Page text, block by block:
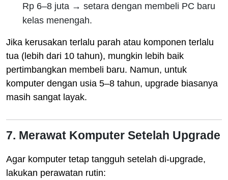
Rp 6–8 juta → setara dengan membeli PC baru
kelas menengah.
Jika kerusakan terlalu parah atau komponen terlalu
tua (lebih dari 10 tahun), mungkin lebih baik
pertimbangkan membeli baru. Namun, untuk
komputer dengan usia 5–8 tahun, upgrade biasanya
masih sangat layak.
7. Merawat Komputer Setelah Upgrade
Agar komputer tetap tangguh setelah di-upgrade,
lakukan perawatan rutin: